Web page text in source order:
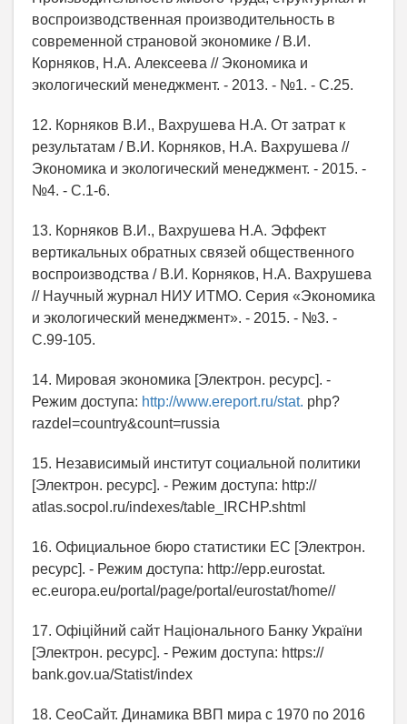
воспроизводственная производительность в
современной страновой экономике / В.И.
Корняков, Н.А. Алексеева // Экономика и
экологический менеджмент. - 2013. - №1. - С.25.
12. Корняков В.И., Вахрушева Н.А. От затрат к
результатам / В.И. Корняков, Н.А. Вахрушева //
Экономика и экологический менеджмент. - 2015. -
№4. - С.1-6.
13. Корняков В.И., Вахрушева Н.А. Эффект
вертикальных обратных связей общественного
воспроизводства / В.И. Корняков, Н.А. Вахрушева
// Научный журнал НИУ ИТМО. Серия «Экономика
и экологический менеджмент». - 2015. - №3. -
С.99-105.
14. Мировая экономика [Электрон. ресурс]. -
Режим доступа: http://www.ereport.ru/stat. php?
razdel=country&count=russia
15. Независимый институт социальной политики
[Электрон. ресурс]. - Режим доступа: http://
atlas.socpol.ru/indexes/table_IRCHP.shtml
16. Официальное бюро статистики ЕС [Электрон.
ресурс]. - Режим доступа: http://epp.eurostat.
ec.europa.eu/portal/page/portal/eurostat/home//
17. Офіційний сайт Національного Банку України
[Электрон. ресурс]. - Режим доступа: https://
bank.gov.ua/Statist/index
18. CeoСайт. Динамика ВВП мира с 1970 по 2016